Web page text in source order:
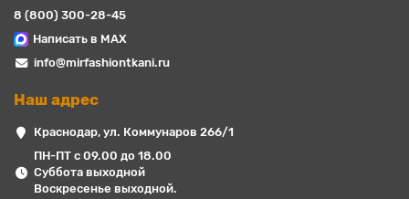
8 (800) 300-28-45
Написать в MAX
info@mirfashiontkani.ru
Наш адрес
Краснодар, ул. Коммунаров 266/1
ПН-ПТ с 09.00 до 18.00
Суббота выходной
Воскресенье выходной.